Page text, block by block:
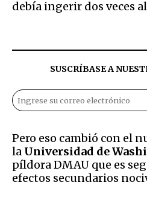
debía ingerir dos veces
SUSCRÍBASE A
Pero eso cambió con el
la Universidad de
píldora DMAU que es
efectos secundarios